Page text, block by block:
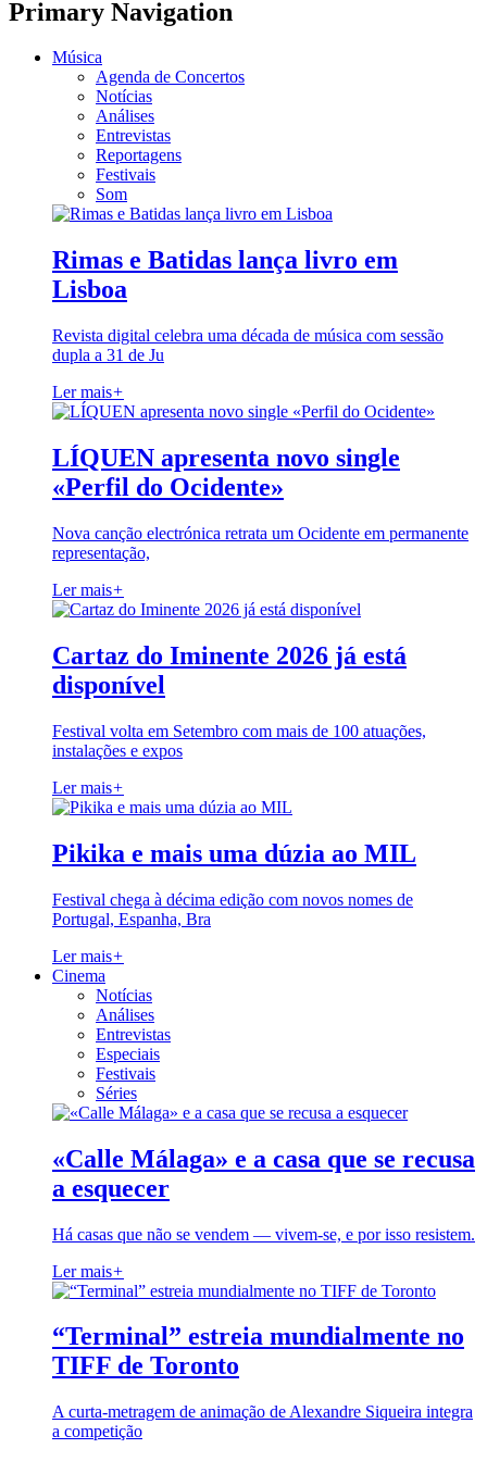
Primary Navigation
Música
Agenda de Concertos
Notícias
Análises
Entrevistas
Reportagens
Festivais
Som
Rimas e Batidas lança livro em
Lisboa
Revista digital celebra uma década de música com sessão
dupla a 31 de Ju
Ler mais+
LÍQUEN apresenta novo single
«Perfil do Ocidente»
Nova canção electrónica retrata um Ocidente em permanente
representação,
Ler mais+
Cartaz do Iminente 2026 já está
disponível
Festival volta em Setembro com mais de 100 atuações,
instalações e expos
Ler mais+
Pikika e mais uma dúzia ao MIL
Festival chega à décima edição com novos nomes de
Portugal, Espanha, Bra
Ler mais+
Cinema
Notícias
Análises
Entrevistas
Especiais
Festivais
Séries
«Calle Málaga» e a casa que se recusa
a esquecer
Há casas que não se vendem — vivem-se, e por isso resistem.
Ler mais+
“Terminal” estreia mundialmente no
TIFF de Toronto
A curta-metragem de animação de Alexandre Siqueira integra
a competição